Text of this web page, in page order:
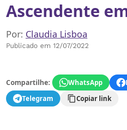
Ascendente
Por: Claudia Lisboa
Publicado em 12/07/2022
Compartilhe: WhatsApp
Telegram
Copiar link